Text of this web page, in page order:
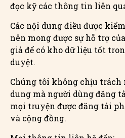
đọc kỹ các thông tin liên
Các nội dung điều được
nên mong được sự hỗ trợ
giả để có kho dữ liệu tốt
duyệt.
Chúng tôi không chịu
dung mà người dùng đăng
mọi truyện được đăng tải
và cộng đồng.